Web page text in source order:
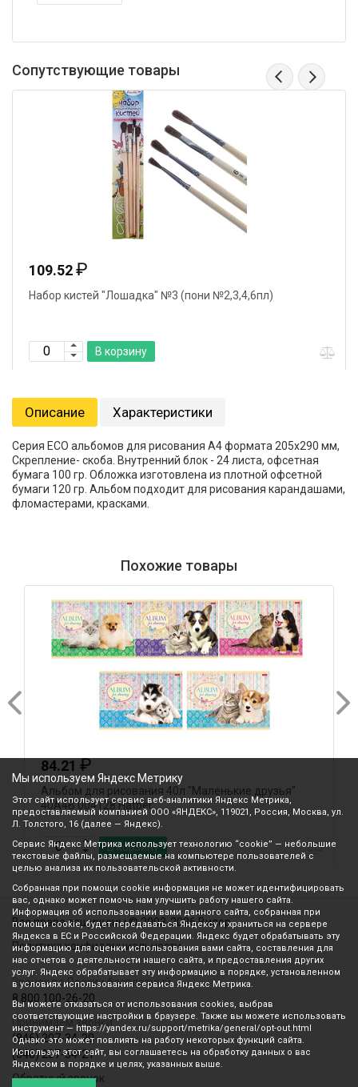
Сопутствующие товары
109.52₽
Набор кистей "Лошадка" №3 (пони №2,3,4,6пл)
В корзину
Описание Характеристики
Серия ECO альбомов для рисования А4 формата 205х290 мм,
Скрепление- скоба. Внутренний блок - 24 листа, офсетная
бумага 100 гр. Обложка изготовлена из плотной офсетной
бумаги 120 гр. Альбом подходит для рисования карандашами,
фломастерами, красками.
Похожие товары
84.21 ₽
Альбом для рисования 40л "Маленькие друзья"
40А4В 004128 Hatber
В корзину
Все права защищены © 2003-2026 Вилор
Политика конфиденциальности
Звонок по России бесплатный
8 800 100-26-20
Принимаем звонки
(846) 207-34-20
(846) 207-34-21
Обратный звонок
Мы используем Яндекс Метрику
Этот сайт использует сервис веб-аналитики Яндекс Метрика,
предоставляемый компанией ООО «ЯНДЕКС», 119021, Россия, Москва, ул.
Л. Толстого, 16 (далее — Яндекс).
Сервис Яндекс Метрика использует технологию “cookie” — небольшие
текстовые файлы, размещаемые на компьютере пользователей с
целью анализа их пользовательской активности.
Собранная при помощи cookie информация не может идентифицировать
вас, однако может помочь нам улучшить работу нашего сайта.
Информация об использовании вами данного сайта, собранная при
помощи cookie, будет передаваться Яндексу и храниться на сервере
Яндекса в ЕС и Российской Федерации. Яндекс будет обрабатывать эту
информацию для оценки использования вами сайта, составления для
нас отчетов о деятельности нашего сайта, и предоставления других
услуг. Яндекс обрабатывает эту информацию в порядке, установленном
в условиях использования сервиса Яндекс Метрика.
Вы можете отказаться от использования cookies, выбрав
соответствующие настройки в браузере. Также вы можете использовать
инструмент — https://yandex.ru/support/metrika/general/opt-out.html
Однако это может повлиять на работу некоторых функций сайта.
Используя этот сайт, вы соглашаетесь на обработку данных о вас
Яндексом в порядке и целях, указанных выше.